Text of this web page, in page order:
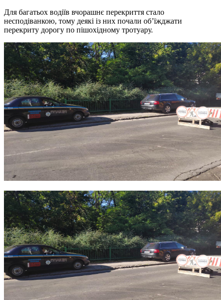
Для багатьох водіїв вчорашнє перекриття стало
несподіванкою, тому деякі із них почали об’їжджати
перекриту дорогу по пішохідному тротуару.